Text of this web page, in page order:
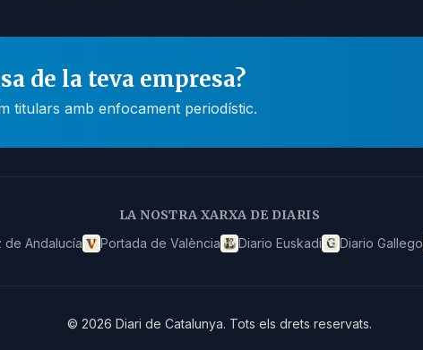
de la teva empresa?
titulars amb enfocament periodístic.
LA NOSTRA XARXA DE DIARIS
de Andalucía Portada de València Diario Euskadi Diario Gallego
© 2026 Diari de Catalunya. Tots els drets reservats.